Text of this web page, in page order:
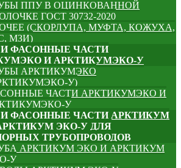
ППУ В ОЦИНКОВАННОЙ
ГОСТ 30732-2020
(СКОРЛУПА, МУФТА, КОЖУХА,
МЗИ)
ФАСОННЫЕ ЧАСТИ
И АРКТИКУМЭКО-У
АРКТИКУМЭКО
У)
ЧАСТИ АРКТИКУМЭКО И
У
ФАСОННЫЕ ЧАСТИ АРКТИКУМ
ЭКО-У ДЛЯ
ТРУБОПРОВОДОВ
АРКТИКУМ ЭКО И АРКТИКУМ
У